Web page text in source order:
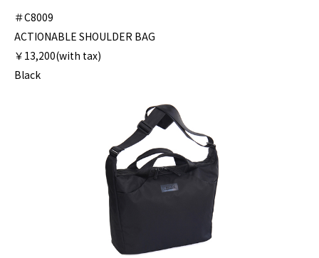
＃C8009
ACTIONABLE SHOULDER BAG
￥13,200(with tax)
Black